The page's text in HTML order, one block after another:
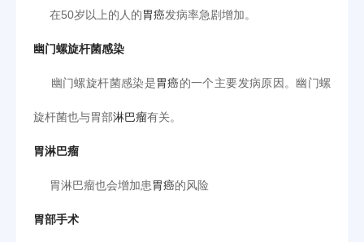
在50岁以上的人的胃癌发病率急剧增加。
幽门螺旋杆菌感染
幽门螺旋杆菌感染是胃癌的一个主要发病原因。幽门螺
旋杆菌也与胃部淋巴瘤有关。
胃淋巴瘤
胃淋巴瘤也会增加患胃癌的风险
胃部手术